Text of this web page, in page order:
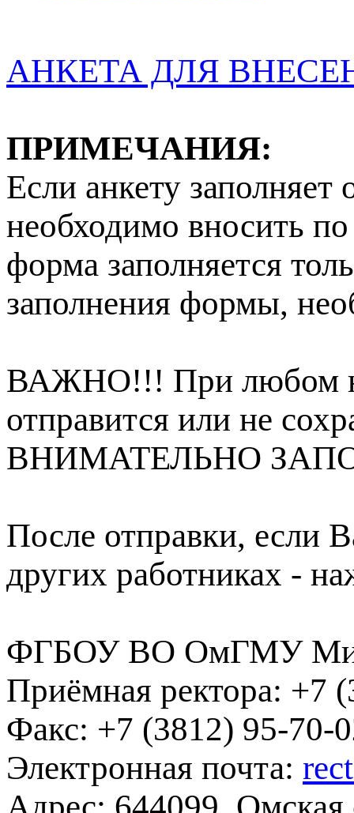
АНКЕТА ДЛЯ
ПРИМЕЧАНИЯ:
Если анкету
необходимо вносить
форма заполняется
заполнения формы,
ВАЖНО!!! При любом
отправится или не
ВНИМАТЕЛЬНО
После отправки, если
других работниках -
ФГБОУ ВО ОмГМУ
Приёмная ректора: +7
Факс: +7 (3812) 95-70-
Электронная почта: